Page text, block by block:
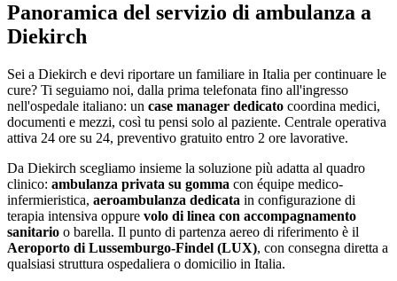
Panoramica del servizio di ambulanza a
Diekirch
Sei a Diekirch e devi riportare un familiare in Italia per continuare le
cure? Ti seguiamo noi, dalla prima telefonata fino all'ingresso
nell'ospedale italiano: un case manager dedicato coordina medici,
documenti e mezzi, così tu pensi solo al paziente. Centrale operativa
attiva 24 ore su 24, preventivo gratuito entro 2 ore lavorative.
Da Diekirch scegliamo insieme la soluzione più adatta al quadro
clinico: ambulanza privata su gomma con équipe medico-
infermieristica, aeroambulanza dedicata in configurazione di
terapia intensiva oppure volo di linea con accompagnamento
sanitario o barella. Il punto di partenza aereo di riferimento è il
Aeroporto di Lussemburgo-Findel (LUX), con consegna diretta a
qualsiasi struttura ospedaliera o domicilio in Italia.